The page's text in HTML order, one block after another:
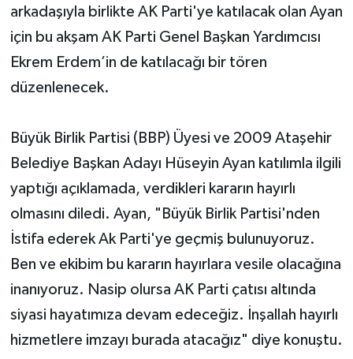
arkadaşıyla birlikte AK Parti'ye katılacak olan Ayan
için bu akşam AK Parti Genel Başkan Yardımcısı
Ekrem Erdem’in de katılacağı bir tören
düzenlenecek.
Büyük Birlik Partisi (BBP) Üyesi ve 2009 Ataşehir
Belediye Başkan Adayı Hüseyin Ayan katılımla ilgili
yaptığı açıklamada, verdikleri kararın hayırlı
olmasını diledi. Ayan, "Büyük Birlik Partisi'nden
İstifa ederek Ak Parti'ye geçmiş bulunuyoruz.
Ben ve ekibim bu kararın hayırlara vesile olacağına
inanıyoruz. Nasip olursa AK Parti çatısı altında
siyasi hayatımıza devam edeceğiz. İnşallah hayırlı
hizmetlere imzayı burada atacağız" diye konuştu.